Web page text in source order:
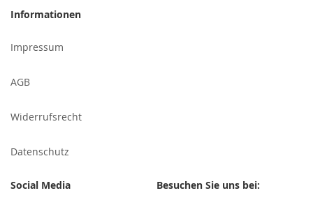
unseren
an:
Informationen
Impressum
AGB
Widerrufsrecht
Datenschutz
Social Media Besuchen Sie uns bei: